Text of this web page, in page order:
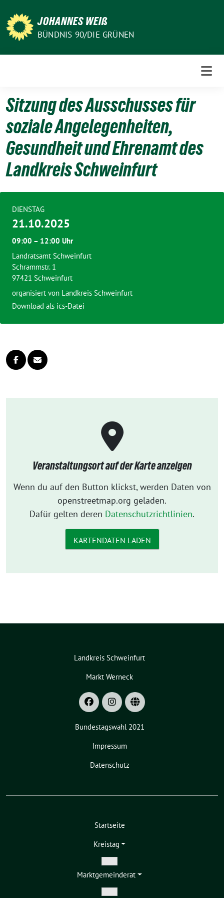
zum
Inhalt
JOHANNES WEIß
BÜNDNIS 90/DIE GRÜNEN
Sitzung des Ausschusses für
soziale Angelegenheiten,
Gesundheit und Ehrenamt des
Landkreis Schweinfurt
DIENSTAG
21.10.2025
09:00 – 12:00 Uhr
Landratsamt Schweinfurt
Schrammstr. 1
97421 Schweinfurt
organisiert von Landkreis Schweinfurt
Download als ics-Datei
Veranstaltungsort auf der Karte anzeigen
Wenn du auf den Button klickst, werden Daten von
openstreetmap.org geladen.
Dafür gelten deren Datenschutzrichtlinien.
KARTENDATEN LADEN
Landkreis Schweinfurt
Markt Werneck
Bundestagswahl 2021
Impressum
Datenschutz
Startseite
Kreistag
Zeige
Untermenü
Markt­gemeinderat